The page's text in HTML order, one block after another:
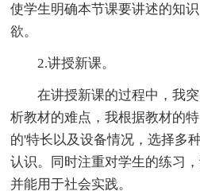
使学生明确本节课要讲述的知
欲。
2.讲授新课。
在讲授新课的过程中，我突
析教材的难点，我根据教材的
的'特长以及设备情况，选择多
认识。同时注重对学生的练习
并能用于社会实践。